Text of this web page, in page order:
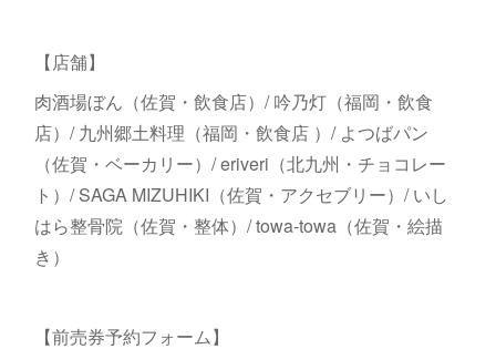
【店舗】
肉酒場ぼん（佐賀・飲食店）/ 吟乃灯（福岡・飲食
店）/ 九州郷土料理（福岡・飲食店 ）/ よつばパン
（佐賀・ベーカリー）/ eriveri（北九州・チョコレー
ト）/ SAGA MIZUHIKI（佐賀・アクセブリー）/ いし
はら整骨院（佐賀・整体）/ towa-towa（佐賀・絵描
き）
【前売券予約フォーム】